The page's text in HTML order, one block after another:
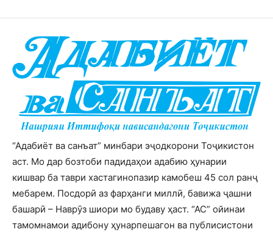
“Адабиёт ва санъат” минбари эҷодкорони Тоҷикистон
аст. Мо дар бозтоби падидаҳои адабию ҳунарии
кишвар ба таври хастагинопазир камобеш 45 сол ранҷ
мебарем. Посдорӣ аз фарҳанги миллӣ, бавижа ҷашни
башарӣ – Наврӯз шиори мо будаву ҳаст. “АС” ойинаи
тамомнамои адибону ҳунарпешагон ва публисистони